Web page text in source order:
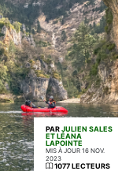
PARJULIEN SALES
ET LÉANA
LAPOINTE
MIS À JOUR 16 NOV.
2023
1077 LECTEURS